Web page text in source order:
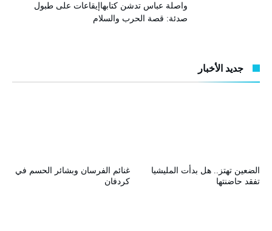
واصلة عباس تدشن كتابهاإيقاعات على طبول
صدئة: قصة الحرب والسلام
جديد الأخبار
غنائم الفرسان وبشائر الحسم في
كردفان
الضعين تهتز.. هل بدأت المليشيا
تفقد حاضنتها